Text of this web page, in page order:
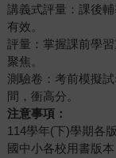
講義式評量：課後
有效。
評量：掌握課前學
聚焦。
測驗卷：考前模擬
間，衝高分。
注意事項：
114學年(下)學期各
國中小各校用書版